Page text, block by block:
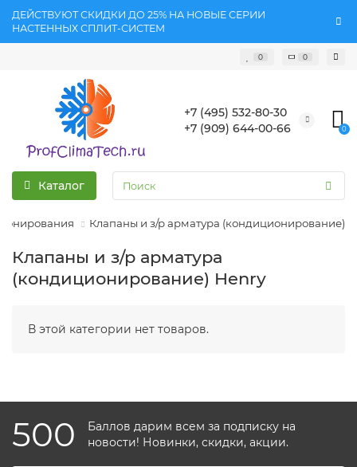
ДЕЙСТВУЮТ СКИДКИ ДО 25% НА НОВЫЕ СЕРИИ
НАСТЕННЫХ СПЛИТ-СИСТЕМ
0 0
+7 (495) 532-80-30
+7 (909) 644-00-66
0
Каталог
Клапаны и з/р арматура (кондиционирование)
Клапаны и з/р арматура
(кондиционирование) Henry
В этой категории нет товаров.
500
Баллов дарим всем за подписку на
новости! Новинки, скидки, акции.